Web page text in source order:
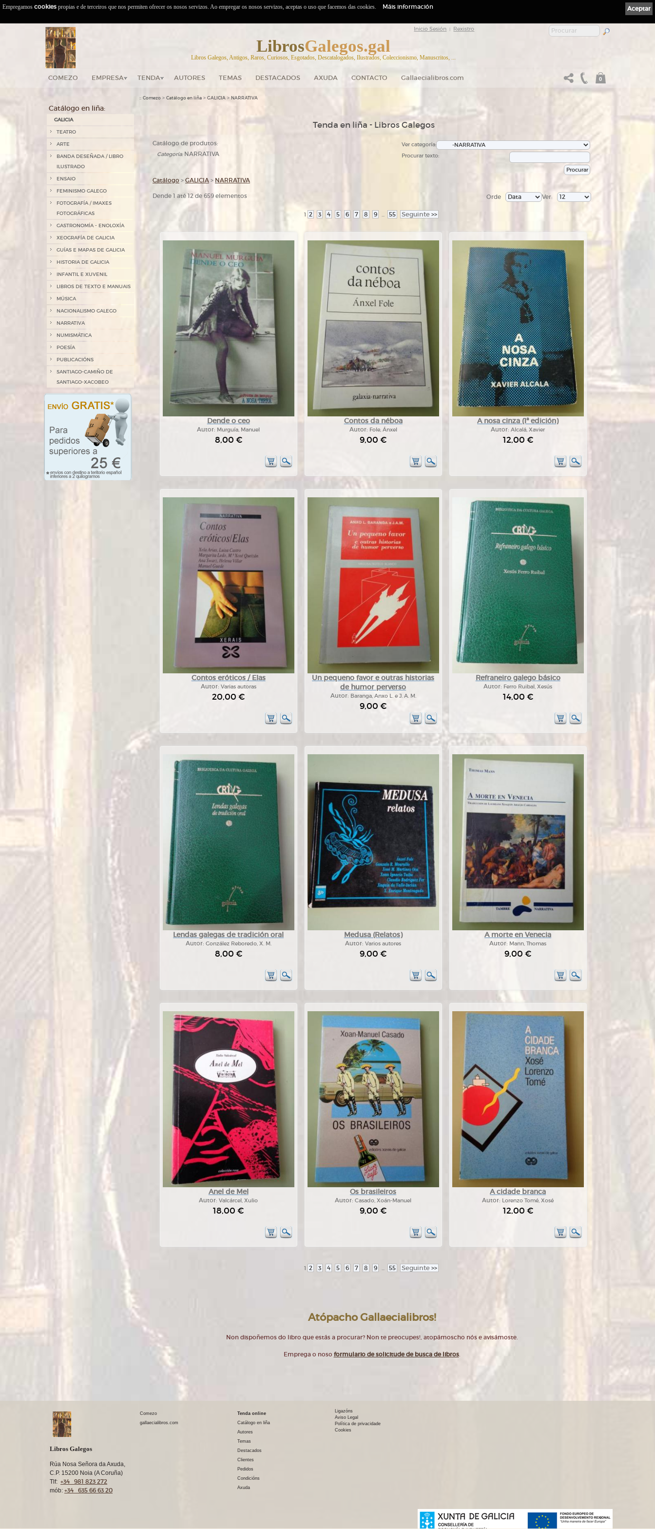
Inicio Sesión Rexistro
LibrosGalegos.gal
Libros Galegos, Antigos, Raros, Curiosos, Esgotados, Descatalogados, Ilustrados, Coleccionismo, Manuscritos, ...
COMEZO EMPRESA TENDA AUTORES TEMAS DESTACADOS AXUDA CONTACTO Gallaecialibros.com 0
Catálogo en liña:
GALICIA
TEATRO
ARTE
BANDA DESEÑADA / LIBRO
ILUSTRADO
ENSAIO
FEMINISMO GALEGO
FOTOGRAFÍA / IMAXES
FOTOGRÁFICAS
GASTRONOMÍA - ENOLOXÍA
XEOGRAFÍA DE GALICIA
GUÍAS E MAPAS DE GALICIA
HISTORIA DE GALICIA
INFANTIL E XUVENIL
LIBROS DE TEXTO E MANUAIS
MÚSICA
NACIONALISMO GALEGO
NARRATIVA
NUMISMÁTICA
POESÍA
PUBLICACIÓNS
SANTIAGO-CAMIÑO DE
SANTIAGO-XACOBEO
:: Comezo > Catálogo en liña > GALICIA > NARRATIVA
Tenda en liña - Libros Galegos
Catálogo de produtos:
Categoría:NARRATIVA
Ver categoría:
Procurar texto:
Catálogo > GALICIA > NARRATIVA
Dende 1 até 12 de 659 elementos Ver:
Orde
1 2 3 4 5 6 7 8 9 ... 55 Seguinte >>
Dende o ceo
Autor: Murguía, Manuel
8,00 €
Contos da néboa
Autor: Fole, Ánxel
9,00 €
A nosa cinza (1ª edición)
Autor:Alcalá, Xavier
12,00 €
Contos eróticos / Elas
Autor: Varias autoras
20,00 €
Un pequeno favor e outras historias
de humor perverso
Autor: Baranga, Anxo L. e J. A. M.
9,00 €
Refraneiro galego básico
Autor: Ferro Ruibal, Xesús
14,00 €
Lendas galegas de tradición oral
Autor: González Reboredo, X. M.
8,00 €
Medusa (Relatos)
Autor:Varios autores
9,00 €
A morte en Venecia
Autor: Mann, Thomas
9,00 €
Anel de Mel
Autor:Valcárcel, Xulio
18,00 €
Os brasileiros
Autor:Casado, Xoán-Manuel
9,00 €
A cidade branca
Autor: Lorenzo Tomé, Xosé
12,00 €
1 2 3 4 5 6 7 8 9 ... 55 Seguinte >>
Atópacho Gallaecialibros!
Non dispoñemos do libro que estás a procurar? Non te preocupes!, atopámoscho nós e avisámoste.
Emprega o noso formulario de solicitude de busca de libros.
Libros Galegos
Rúa Nosa Señora da Axuda,
C.P. 15200 Noia (A Coruña)
Tlf: +34 981 823 272
mób: +34 635 66 63 20
Comezo
gallaecialibros.com
Tenda online
Catálogo en liña
Autores
Temas
Destacados
Clientes
Pedidos
Condicións
Axuda
Ligazóns
Aviso Legal
Política de privacidade
Cookies
Aceptar
Empregamos cookies propias e de terceiros que nos permiten ofrecer os nosos servizos. Ao empregar os nosos servizos, aceptas o uso que facemos das cookies. Máis información